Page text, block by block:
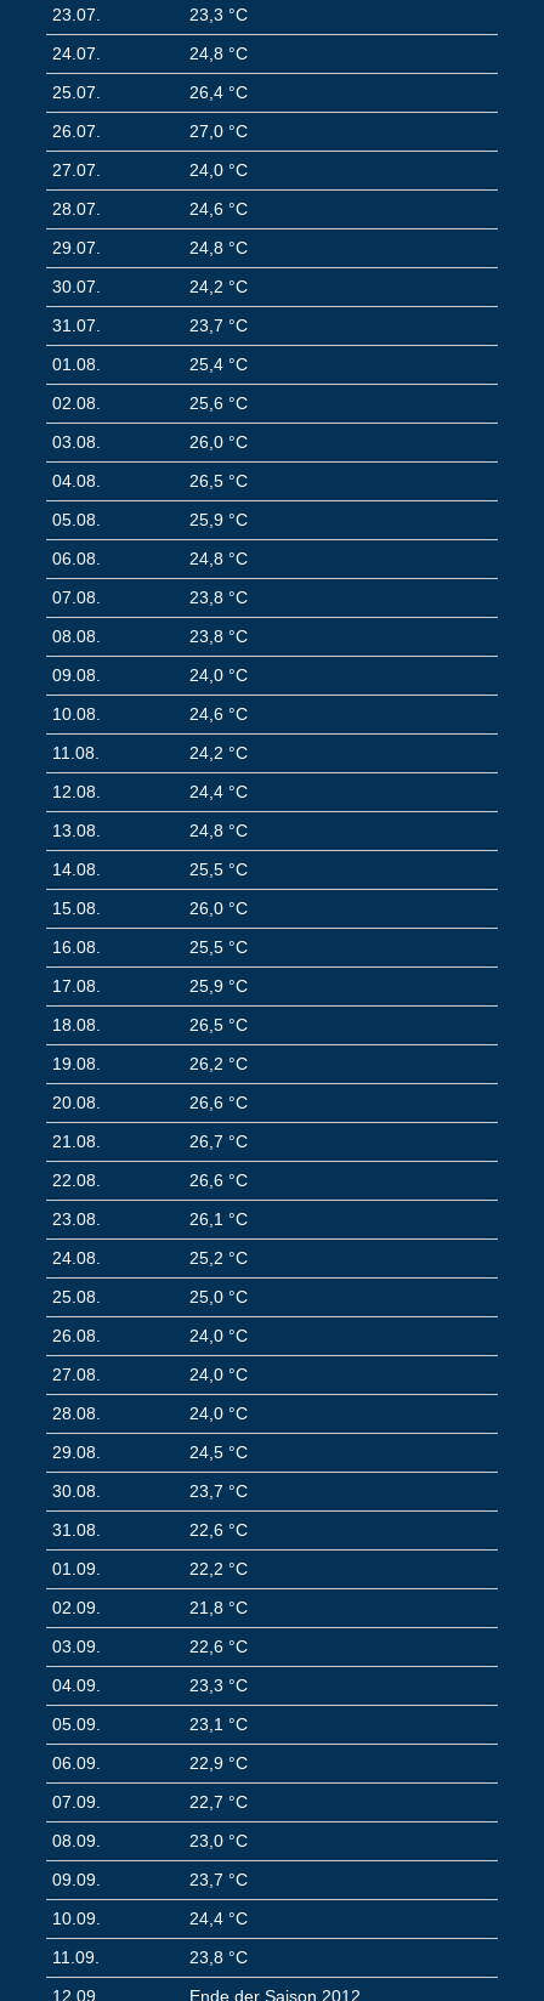
23.07.
23,3 °C
24.07.
24,8 °C
25.07.
26,4 °C
26.07.
27,0 °C
27.07.
24,0 °C
28.07.
24,6 °C
29.07.
24,8 °C
30.07.
24,2 °C
31.07.
23,7 °C
01.08.
25,4 °C
02.08.
25,6 °C
03.08.
26,0 °C
04.08.
26,5 °C
05.08.
25,9 °C
06.08.
24,8 °C
07.08.
23,8 °C
08.08.
23,8 °C
09.08.
24,0 °C
10.08.
24,6 °C
11.08.
24,2 °C
12.08.
24,4 °C
13.08.
24,8 °C
14.08.
25,5 °C
15.08.
26,0 °C
16.08.
25,5 °C
17.08.
25,9 °C
18.08.
26,5 °C
19.08.
26,2 °C
20.08.
26,6 °C
21.08.
26,7 °C
22.08.
26,6 °C
23.08.
26,1 °C
24.08.
25,2 °C
25.08.
25,0 °C
26.08.
24,0 °C
27.08.
24,0 °C
28.08.
24,0 °C
29.08.
24,5 °C
30.08.
23,7 °C
31.08.
22,6 °C
01.09.
22,2 °C
02.09.
21,8 °C
03.09.
22,6 °C
04.09.
23,3 °C
05.09.
23,1 °C
06.09.
22,9 °C
07.09.
22,7 °C
08.09.
23,0 °C
09.09.
23,7 °C
10.09.
24,4 °C
11.09.
23,8 °C
12.09.
Ende der Saison 2012